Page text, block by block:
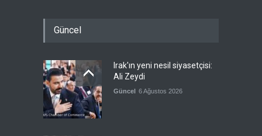
Güncel
Irak'ın yeni nesil siyasetçisi:
Ali Zeydi
Güncel 6 Ağustos 2026